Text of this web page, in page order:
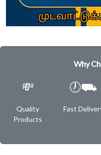
Why
💸
Quality
Products
🕖⛟
Fast